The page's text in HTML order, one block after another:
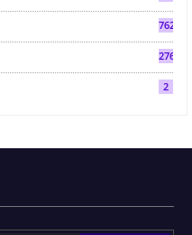
7624
2763
2